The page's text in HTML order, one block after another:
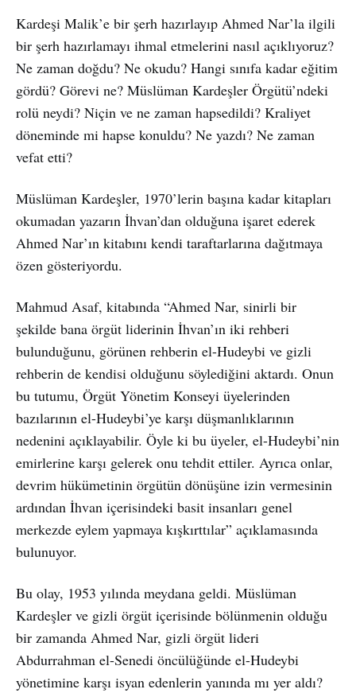
Kardeşi Malik’e bir şerh hazırlayıp Ahmed Nar’la ilgili
bir şerh hazırlamayı ihmal etmelerini nasıl açıklıyoruz?
Ne zaman doğdu? Ne okudu? Hangi sınıfa kadar eğitim
gördü? Görevi ne? Müslüman Kardeşler Örgütü’ndeki
rolü neydi? Niçin ve ne zaman hapsedildi? Kraliyet
döneminde mi hapse konuldu? Ne yazdı? Ne zaman
vefat etti?
Müslüman Kardeşler, 1970’lerin başına kadar kitapları
okumadan yazarın İhvan’dan olduğuna işaret ederek
Ahmed Nar’ın kitabını kendi taraftarlarına dağıtmaya
özen gösteriyordu.
Mahmud Asaf, kitabında “Ahmed Nar, sinirli bir
şekilde bana örgüt liderinin İhvan’ın iki rehberi
bulunduğunu, görünen rehberin el-Hudeybi ve gizli
rehberin de kendisi olduğunu söylediğini aktardı. Onun
bu tutumu, Örgüt Yönetim Konseyi üyelerinden
bazılarının el-Hudeybi’ye karşı düşmanlıklarının
nedenini açıklayabilir. Öyle ki bu üyeler, el-Hudeybi’nin
emirlerine karşı gelerek onu tehdit ettiler. Ayrıca onlar,
devrim hükümetinin örgütün dönüşüne izin vermesinin
ardından İhvan içerisindeki basit insanları genel
merkezde eylem yapmaya kışkırttılar” açıklamasında
bulunuyor.
Bu olay, 1953 yılında meydana geldi. Müslüman
Kardeşler ve gizli örgüt içerisinde bölünmenin olduğu
bir zamanda Ahmed Nar, gizli örgüt lideri
Abdurrahman el-Senedi öncülüğünde el-Hudeybi
yönetimine karşı isyan edenlerin yanında mı yer aldı?